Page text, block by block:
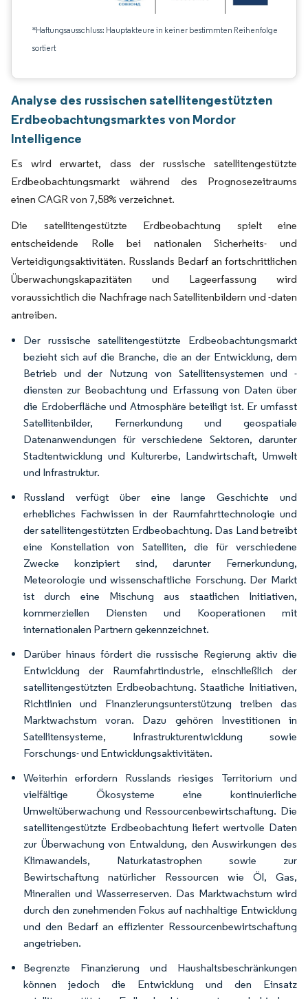
*Haftungsausschluss: Hauptakteure in keiner bestimmten Reihenfolge
sortiert
Analyse des russischen satellitengestützten
Erdbeobachtungsmarktes von Mordor
Intelligence
Es wird erwartet, dass der russische satellitengestützte
Erdbeobachtungsmarkt während des Prognosezeitraums
einen CAGR von 7,58% verzeichnet.
Die satellitengestützte Erdbeobachtung spielt eine
entscheidende Rolle bei nationalen Sicherheits- und
Verteidigungsaktivitäten. Russlands Bedarf an fortschrittlichen
Überwachungskapazitäten und Lageerfassung wird
voraussichtlich die Nachfrage nach Satellitenbildern und -daten
antreiben.
Der russische satellitengestützte Erdbeobachtungsmarkt
bezieht sich auf die Branche, die an der Entwicklung, dem
Betrieb und der Nutzung von Satellitensystemen und -
diensten zur Beobachtung und Erfassung von Daten über
die Erdoberfläche und Atmosphäre beteiligt ist. Er umfasst
Satellitenbilder, Fernerkundung und geospatiale
Datenanwendungen für verschiedene Sektoren, darunter
Stadtentwicklung und Kulturerbe, Landwirtschaft, Umwelt
und Infrastruktur.
Russland verfügt über eine lange Geschichte und
erhebliches Fachwissen in der Raumfahrttechnologie und
der satellitengestützten Erdbeobachtung. Das Land betreibt
eine Konstellation von Satelliten, die für verschiedene
Zwecke konzipiert sind, darunter Fernerkundung,
Meteorologie und wissenschaftliche Forschung. Der Markt
ist durch eine Mischung aus staatlichen Initiativen,
kommerziellen Diensten und Kooperationen mit
internationalen Partnern gekennzeichnet.
Darüber hinaus fördert die russische Regierung aktiv die
Entwicklung der Raumfahrtindustrie, einschließlich der
satellitengestützten Erdbeobachtung. Staatliche Initiativen,
Richtlinien und Finanzierungsunterstützung treiben das
Marktwachstum voran. Dazu gehören Investitionen in
Satellitensysteme, Infrastrukturentwicklung sowie
Forschungs- und Entwicklungsaktivitäten.
Weiterhin erfordern Russlands riesiges Territorium und
vielfältige Ökosysteme eine kontinuierliche
Umweltüberwachung und Ressourcenbewirtschaftung. Die
satellitengestützte Erdbeobachtung liefert wertvolle Daten
zur Überwachung von Entwaldung, den Auswirkungen des
Klimawandels, Naturkatastrophen sowie zur
Bewirtschaftung natürlicher Ressourcen wie Öl, Gas,
Mineralien und Wasserreserven. Das Marktwachstum wird
durch den zunehmenden Fokus auf nachhaltige Entwicklung
und den Bedarf an effizienter Ressourcenbewirtschaftung
angetrieben.
Begrenzte Finanzierung und Haushaltsbeschränkungen
können jedoch die Entwicklung und den Einsatz